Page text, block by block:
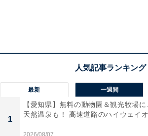
最新 一週間
1
【愛知県】無料の動物園＆観光牧場
天然温泉も！ 高速道路のハイウェイ